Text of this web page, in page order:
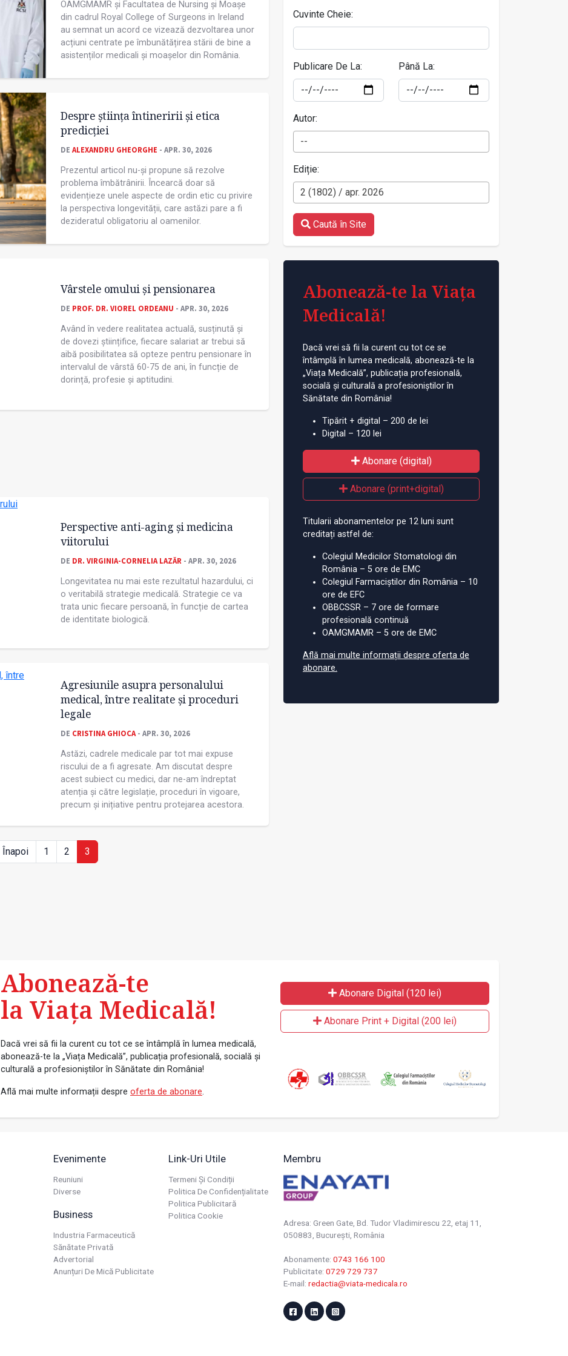
OAMGMAMR și Facultatea de Nursing și Moașe
din cadrul Royal College of Surgeons in Ireland
au semnat un acord ce vizează dezvoltarea unor
acțiuni centrate pe îmbunătățirea stării de bine a
asistenților medicali și moașelor din România.
Despre știința întineririi și etica
predicției
DE ALEXANDRU GHEORGHE - APR. 30, 2026
Prezentul articol nu-și propune să rezolve
problema îmbătrânirii. Încearcă doar să
evidențieze unele aspecte de ordin etic cu privire
la perspectiva longevității, care astăzi pare a fi
dezideratul obligatoriu al oamenilor.
Vârstele omului și pensionarea
DE PROF. DR. VIOREL ORDEANU - APR. 30, 2026
Având în vedere realitatea actuală, susținută și
de dovezi științifice, fiecare salariat ar trebui să
aibă posibilitatea să opteze pentru pensionare în
intervalul de vârstă 60-75 de ani, în funcție de
dorință, profesie și aptitudini.
Perspective anti-aging și medicina
viitorului
DE DR. VIRGINIA-CORNELIA LAZĂR - APR. 30, 2026
Longevitatea nu mai este rezultatul hazardului, ci
o veritabilă strategie medicală. Strategie ce va
trata unic fiecare persoană, în funcție de cartea
de identitate biologică.
Agresiunile asupra personalului
medical, între realitate și proceduri
legale
DE CRISTINA GHIOCA - APR. 30, 2026
Astăzi, cadrele medicale par tot mai expuse
riscului de a fi agresate. Am discutat despre
acest subiect cu medici, dar ne-am îndreptat
atenția și către legislație, proceduri în vigoare,
precum și inițiative pentru protejarea acestora.
Înapoi 1 2 3
Cuvinte Cheie:
Publicare De La: Până La:
Autor:
--
Ediție:
2 (1802) / apr. 2026
Caută în Site
Abonează-te la Viața
Medicală!
Dacă vrei să fii la curent cu tot ce se
întâmplă în lumea medicală, abonează-te la
„Viața Medicală”, publicația profesională,
socială și culturală a profesioniștilor în
Sănătate din România!
Tipărit + digital – 200 de lei
Digital – 120 lei
Abonare (digital)
Abonare (print+digital)
Titularii abonamentelor pe 12 luni sunt
creditați astfel de:
Colegiul Medicilor Stomatologi din
România – 5 ore de EMC
Colegiul Farmaciștilor din România – 10
ore de EFC
OBBCSSR – 7 ore de formare
profesională continuă
OAMGMAMR – 5 ore de EMC
Află mai multe informații despre oferta de
abonare.
Abonează-te
la Viața Medicală!
Dacă vrei să fii la curent cu tot ce se întâmplă în lumea medicală,
abonează-te la „Viața Medicală”, publicația profesională, socială și
culturală a profesioniștilor în Sănătate din România!
Află mai multe informații despre oferta de abonare.
Abonare Digital (120 lei)
Abonare Print + Digital (200 lei)
Evenimente
Reuniuni
Diverse
Business
Industria Farmaceutică
Sănătate Privată
Advertorial
Anunțuri De Mică Publicitate
Link-Uri Utile
Termeni Și Condiții
Politica De Confidențialitate
Politica Publicitară
Politica Cookie
Membru
Adresa: Green Gate, Bd. Tudor Vladimirescu 22, etaj 11,
050883, Bucureşti, România
Abonamente: 0743 166 100
Publicitate: 0729 729 737
E-mail: redactia@viata-medicala.ro